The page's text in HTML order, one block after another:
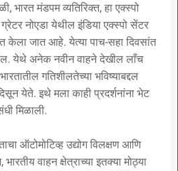
भारत मंडपम व्यतिरिक्त, हा एक्स्पो
नोएडा येथील इंडिया एक्स्पो सेंटर
केला जात आहे. येत्या पाच-सहा दिवसांत
येथे अनेक नवीन वाहने देखील लाँच
गतिशीलतेच्या भविष्याबद्दल
येते. इथे मला काही प्रदर्शनांना भेट
मिळाली.
ऑटोमोटिव्ह उद्योग विलक्षण आणि
वाहन क्षेत्राच्या इतक्या मोठ्या